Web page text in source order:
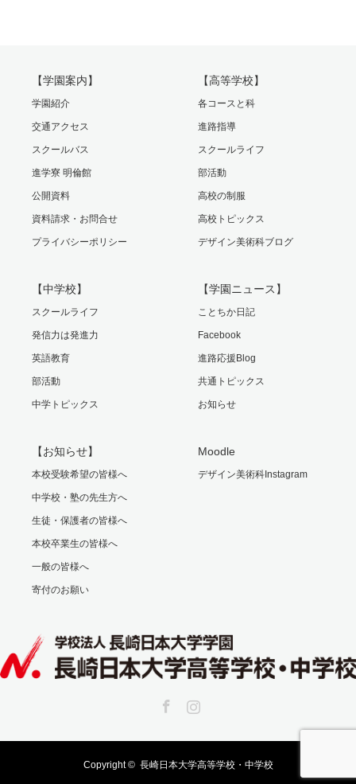
【学園案内】
学園紹介
交通アクセス
スクールバス
進学寮 明倫館
公開資料
資料請求・お問合せ
プライバシーポリシー
【高等学校】
各コースと科
進路指導
スクールライフ
部活動
高校の制服
高校トピックス
デザイン美術科ブログ
【中学校】
スクールライフ
発信力は発進力
英語教育
部活動
中学トピックス
【学園ニュース】
ことちか日記
Facebook
進路応援Blog
共通トピックス
お知らせ
【お知らせ】
本校受験希望の皆様へ
中学校・塾の先生方へ
生徒・保護者の皆様へ
本校卒業生の皆様へ
一般の皆様へ
寄付のお願い
Moodle
デザイン美術科Instagram
Copyright © 長崎日本大学高等学校・中学校